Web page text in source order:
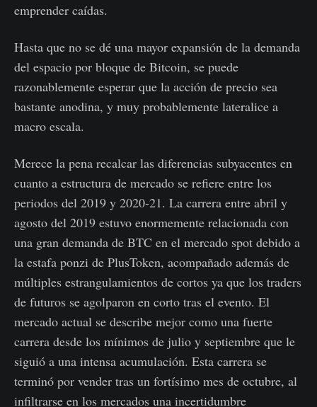
emprender caídas.
Hasta que no se dé una mayor expansión de la demanda
del espacio por bloque de Bitcoin, se puede
razonablemente esperar que la acción de precio sea
bastante anodina, y muy probablemente lateralice a
macro escala.
Merece la pena recalcar las diferencias subyacentes en
cuanto a estructura de mercado se refiere entre los
periodos del 2019 y 2020-21. La carrera entre abril y
agosto del 2019 estuvo enormemente relacionada con
una gran demanda de BTC en el mercado spot debido a
la estafa ponzi de PlusToken, acompañado además de
múltiples estrangulamientos de cortos ya que los traders
de futuros se agolparon en corto tras el evento. El
mercado actual se describe mejor como una fuerte
carrera desde los mínimos de julio y septiembre que le
siguió a una intensa acumulación. Esta carrera se
terminó por vender tras un fortísimo mes de octubre, al
infiltrarse en los mercados una incertidumbre